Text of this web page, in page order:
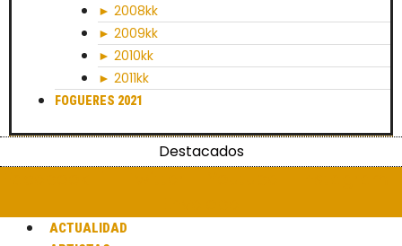
► 2008kk
► 2009kk
► 2010kk
► 2011kk
FOGUERES 2021
Destacados
ACTUALIDAD